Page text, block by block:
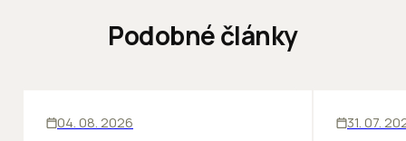
Podobné články
04. 08. 2026 31. 07.